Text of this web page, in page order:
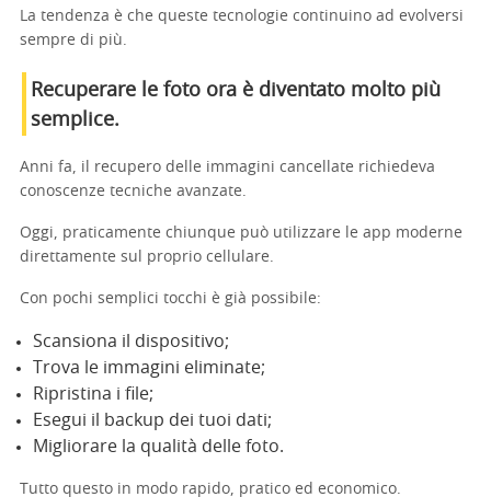
La tendenza è che queste tecnologie continuino ad evolversi
sempre di più.
Recuperare le foto ora è diventato molto più
semplice.
Anni fa, il recupero delle immagini cancellate richiedeva
conoscenze tecniche avanzate.
Oggi, praticamente chiunque può utilizzare le app moderne
direttamente sul proprio cellulare.
Con pochi semplici tocchi è già possibile:
Scansiona il dispositivo;
Trova le immagini eliminate;
Ripristina i file;
Esegui il backup dei tuoi dati;
Migliorare la qualità delle foto.
Tutto questo in modo rapido, pratico ed economico.